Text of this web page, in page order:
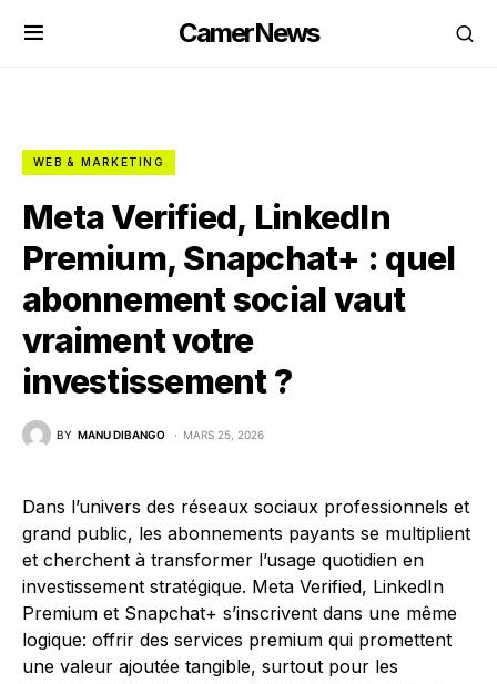
CamerNews
WEB & MARKETING
Meta Verified, LinkedIn
Premium, Snapchat+ : quel
abonnement social vaut
vraiment votre
investissement ?
BY MANU DIBANGO MARS 25, 2026
Dans l’univers des réseaux sociaux professionnels et
grand public, les abonnements payants se multiplient
et cherchent à transformer l’usage quotidien en
investissement stratégique. Meta Verified, LinkedIn
Premium et Snapchat+ s’inscrivent dans une même
logique: offrir des services premium qui promettent
une valeur ajoutée tangible, surtout pour les